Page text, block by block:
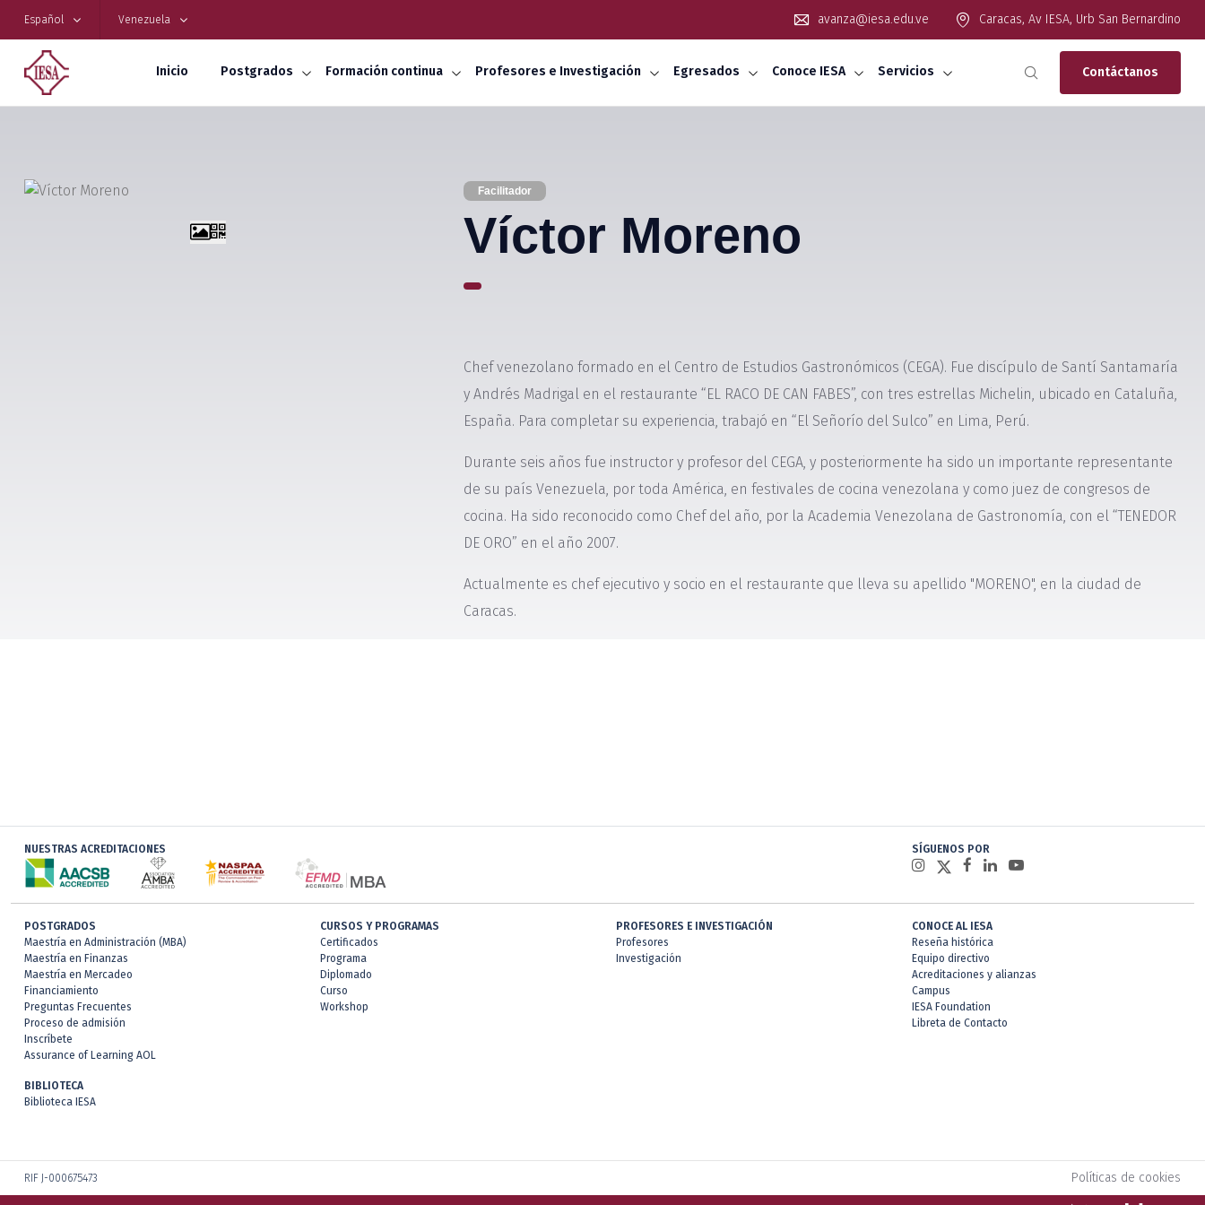
Español Venezuela avanza@iesa.edu.ve Caracas, Av IESA, Urb San Bernardino
Inicio Postgrados Formación continua Profesores e Investigación Egresados Conoce IESA Servicios Contáctanos
Facilitador
Víctor Moreno
Chef venezolano formado en el Centro de Estudios Gastronómicos (CEGA). Fue discípulo de Santí Santamaría
y Andrés Madrigal en el restaurante “EL RACO DE CAN FABES”, con tres estrellas Michelin, ubicado en Cataluña,
España. Para completar su experiencia, trabajó en “El Señorío del Sulco” en Lima, Perú.
Durante seis años fue instructor y profesor del CEGA, y posteriormente ha sido un importante representante
de su país Venezuela, por toda América, en festivales de cocina venezolana y como juez de congresos de
cocina. Ha sido reconocido como Chef del año, por la Academia Venezolana de Gastronomía, con el “TENEDOR
DE ORO” en el año 2007.
Actualmente es chef ejecutivo y socio en el restaurante que lleva su apellido "MORENO", en la ciudad de
Caracas.
NUESTRAS ACREDITACIONES SÍGUENOS POR
POSTGRADOS
Maestría en Administración (MBA)
Maestría en Finanzas
Maestría en Mercadeo
Financiamiento
Preguntas Frecuentes
Proceso de admisión
Inscríbete
Assurance of Learning AOL
CURSOS Y PROGRAMAS
Certificados
Programa
Diplomado
Curso
Workshop
PROFESORES E INVESTIGACIÓN
Profesores
Investigación
CONOCE AL IESA
Reseña histórica
Equipo directivo
Acreditaciones y alianzas
Campus
IESA Foundation
Libreta de Contacto
BIBLIOTECA
Biblioteca IESA
RIF J-000675473 Políticas de cookies